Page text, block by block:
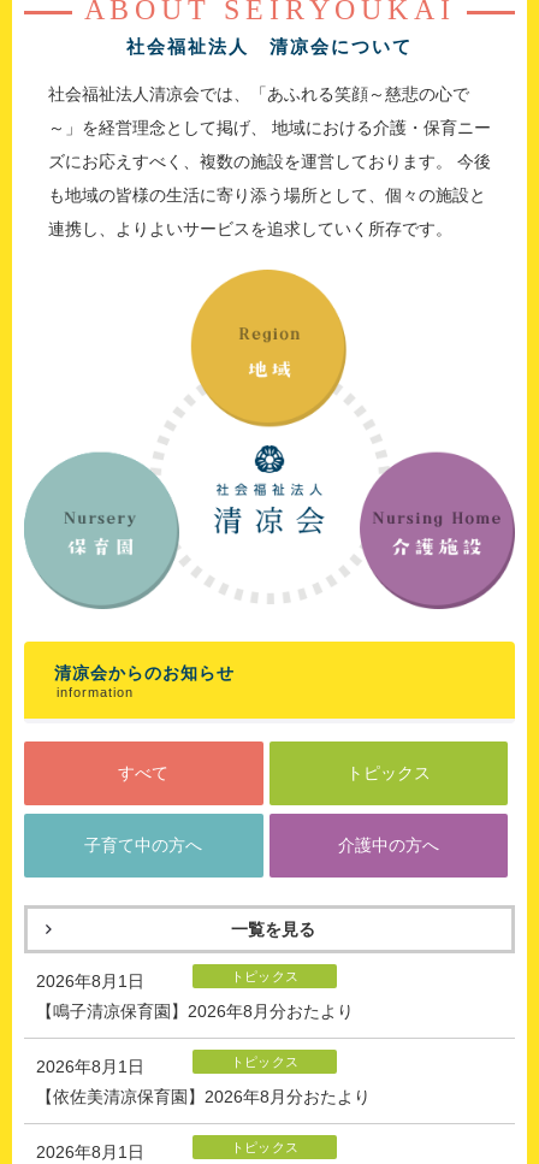
ABOUT SEIRYOUKAI
社会福祉法人 清凉会について
社会福祉法人清凉会では、「あふれる笑顔～慈悲の心で
～」を経営理念として掲げ、
地域における介護・保育ニー
ズにお応えすべく、複数の施設を運営しております。
今後
も地域の皆様の生活に寄り添う場所として、個々の施設と
連携し、よりよいサービスを追求していく所存です。
清凉会からのお知らせ
information
すべて トピックス
子育て中の方へ 介護中の方へ
一覧を見る
2026年8月1日 トピックス
【鳴子清凉保育園】2026年8月分おたより
2026年8月1日 トピックス
【依佐美清凉保育園】2026年8月分おたより
2026年8月1日 トピックス